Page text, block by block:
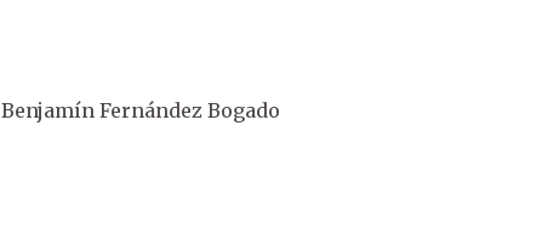
Benjamín Fernández Bogado